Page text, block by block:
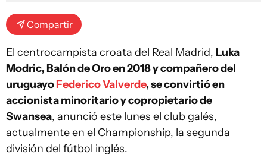
Compartir
El centrocampista croata del Real Madrid, Luka
Modric, Balón de Oro en 2018 y compañero del
uruguayoFederico Valverde, se convirtió en
accionista minoritario y copropietario de
Swansea, anunció este lunes el club galés,
actualmente en el Championship, la segunda
división del fútbol inglés.